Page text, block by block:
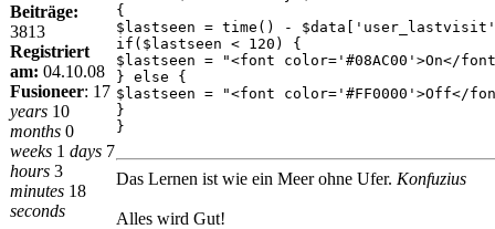
Beiträge:
3813
Registriert
am: 04.10.08
Fusioneer: 17
years 10
months 0
weeks 1 days 7
hours 3
minutes 18
seconds
{
$lastseen = time() -
if($lastseen < 120) {
$lastseen = "<font color='#08AC00'>On</
} else {
$lastseen = "<font color='#FF0000'>Off</
}
}
Das Lernen ist wie ein Meer ohne Ufer. Konfuzius
Alles wird Gut!